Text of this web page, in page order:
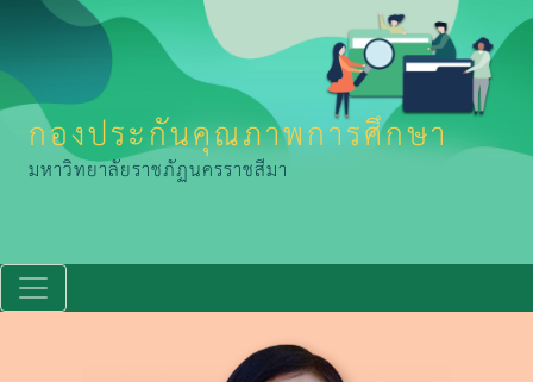
กองประกันคุณภาพการศึกษา
มหาวิทยาลัยราชภัฏนครราชสีมา